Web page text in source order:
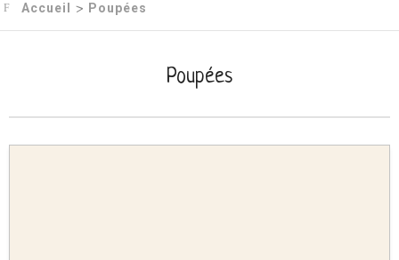
Accueil › Poupées
Poupées